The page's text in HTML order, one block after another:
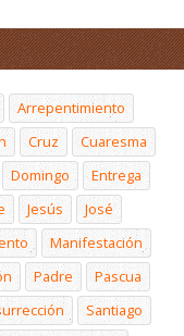
Arrepentimiento
Cruz
Cuaresma
Domingo
Entrega
Jesús
José
Manifestación
Padre
Pascua
Santiago